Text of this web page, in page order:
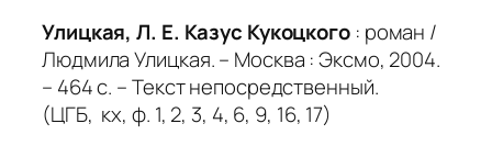
Улицкая, Л. Е. Казус Кукоцкого : роман /
Людмила Улицкая. – Москва : Эксмо, 2004.
– 464 с. – Текст непосредственный.
(ЦГБ, кх, ф. 1, 2, 3, 4, 6, 9, 16, 17)